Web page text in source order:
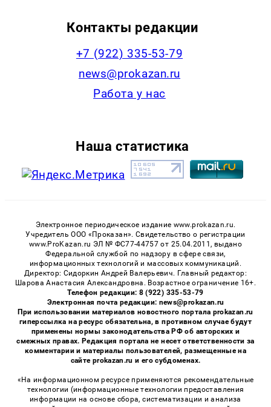
Контакты редакции
+7 (922) 335-53-79
news@prokazan.ru
Работа у нас
Наша статистика
Электронное периодическое издание www.prokazan.ru.
Учредитель ООО «Проказан». Cвидетельство о регистрации
www.ProKazan.ru ЭЛ № ФС77-44757 от 25.04.2011, выдано
Федеральной службой по надзору в сфере связи,
информационных технологий и массовых коммуникаций.
Директор: Сидоркин Андрей Валерьевич. Главный редактор:
Шарова Анастасия Александровна. Возрастное ограничение 16+.
Телефон редакции: 8 (922) 335-53-79
Электронная почта редакции: news@prokazan.ru
При использовании материалов новостного портала prokazan.ru
гиперссылка на ресурс обязательна, в противном случае будут
применены нормы законодательства РФ об авторских и
смежных правах. Редакция портала не несет ответственности за
комментарии и материалы пользователей, размещенные на
сайте prokazan.ru и его субдоменах.
«На информационном ресурсе применяются рекомендательные
технологии (информационные технологии предоставления
информации на основе сбора, систематизации и анализа